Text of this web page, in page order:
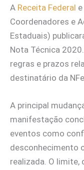
A Receita Federal
Coordenadores e
Estaduais)
Nota Técnica
regras e prazos
destinatário da
A principal
manifestação
eventos como
desconhecimento
realizada. O limite,